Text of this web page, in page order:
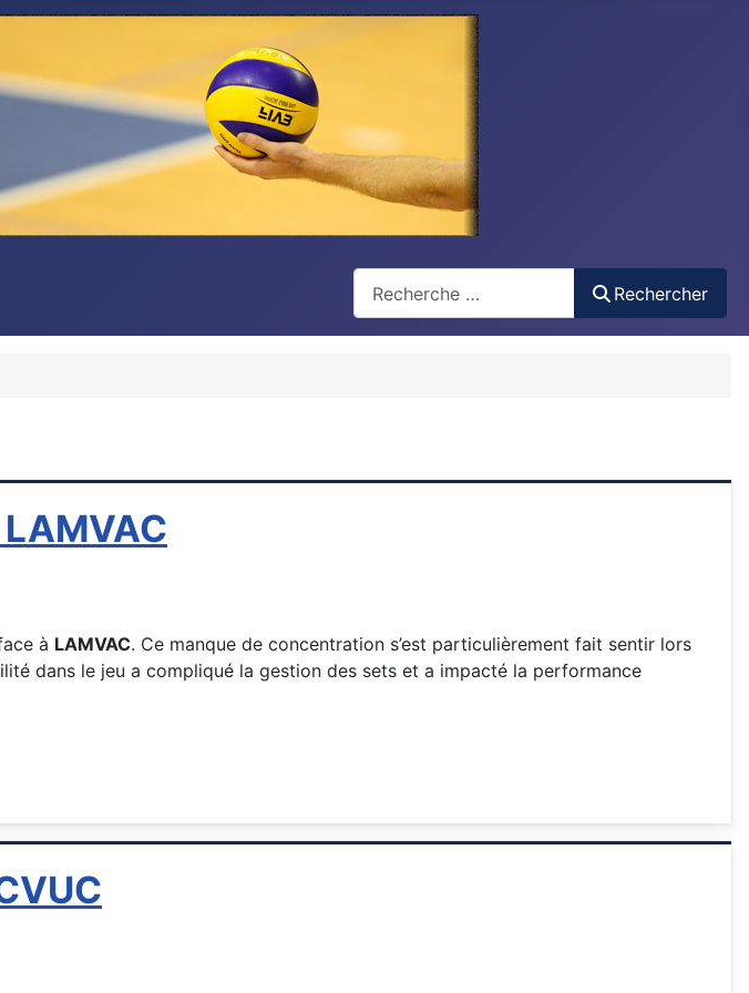
Rechercher
à LAMVAC. Ce manque de concentration s’est particulièrement fait sentir lors
dans le jeu a compliqué la gestion des sets et a impacté la performance